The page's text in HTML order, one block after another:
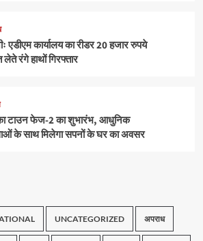
एडीएम कार्यालय का रीडर 20 हजार रुपये
लेते रंगे हाथों गिरफ्तार
टाउन फेज-2 का शुभारंभ, आधुनिक
के साथ मिलेगा सपनों के घर का अवसर
UNCATEGORIZED अपराध